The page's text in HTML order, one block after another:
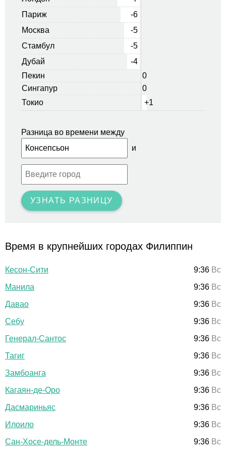
Париж
-6
Москва
-5
Стамбул
-5
Дубай
-4
Пекин
0
Сингапур
0
Токио
+1
Разница во времени между
и
УЗНАТЬ РАЗНИЦУ
Время в крупнейших городах Филиппин
Кесон-Сити 9:36 Вс
Манила
9:36 Вс
Давао
9:36 Вс
Себу
9:36 Вс
Генерал-Сантос
9:36 Вс
Тагиг
9:36 Вс
Замбоанга
9:36 Вс
Кагаян-де-Оро
9:36 Вс
Дасмариньяс
9:36 Вс
Илоило
9:36 Вс
Сан-Хосе-дель-Монте
9:36 Вс